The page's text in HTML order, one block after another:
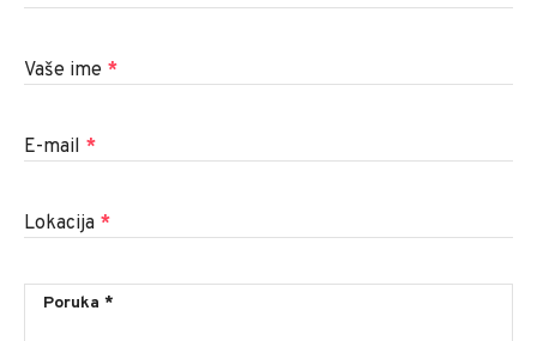
Vaše ime *
E-mail *
Lokacija *